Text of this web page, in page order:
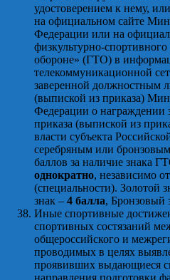
удостоверением к нему,
на официальном сайте
Федерации или на
физкультурно-
обороне» (ГТО) в
телекоммуникационной
заверенной должностным
(выпиской из приказа)
Федерации о награждении
приказа (выпиской из
власти субъекта
серебряным или
баллов за наличие знака
однократно, независимо
(специальности). Золотой
знак – 4 балла, Бронзовый
Иные спортивные
спортивных состязаний
общероссийского и
проводимых в целях
проявивших выдающиеся
направления подготовки